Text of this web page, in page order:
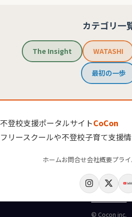
カテゴリ一
The Insight WATASHI
最初の一歩
不登校支援ポータルサイトCoCon
フリースクールや不登校子育て支援
ホームお問合せ会社概要プラ
© Cocon inc.